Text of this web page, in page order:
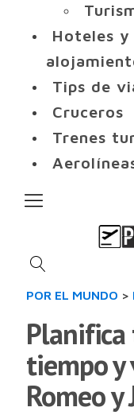
Hoteles y
Tips de
Cruceros
Trenes
POR EL MUNDO >
Planifica
tiempo y
Romeo